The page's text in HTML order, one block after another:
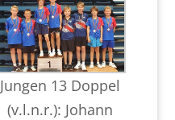
Jungen 13 Doppel
(v.l.n.r.): Johann